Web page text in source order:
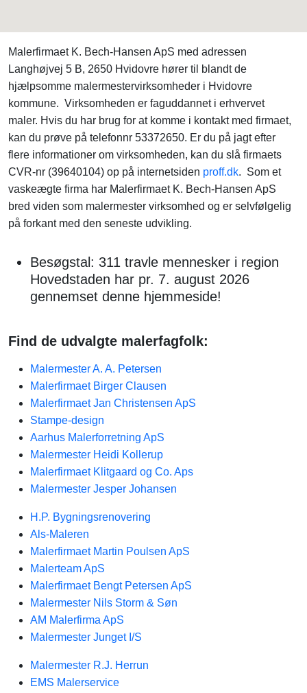
Malerfirmaet K. Bech-Hansen ApS med adressen
Langhøjvej 5 B, 2650 Hvidovre hører til blandt de
hjælpsomme malermestervirksomheder i Hvidovre
kommune. Virksomheden er faguddannet i erhvervet
maler. Hvis du har brug for at komme i kontakt med firmaet,
kan du prøve på telefonnr 53372650. Er du på jagt efter
flere informationer om virksomheden, kan du slå firmaets
CVR-nr (39640104) op på internetsiden proff.dk. Som et
vaskeægte firma har Malerfirmaet K. Bech-Hansen ApS
bred viden som malermester virksomhed og er selvfølgelig
på forkant med den seneste udvikling.
Besøgstal: 311 travle mennesker i region
Hovedstaden har pr. 7. august 2026
gennemset denne hjemmeside!
Find de udvalgte malerfagfolk:
Malermester A. A. Petersen
Malerfirmaet Birger Clausen
Malerfirmaet Jan Christensen ApS
Stampe-design
Aarhus Malerforretning ApS
Malermester Heidi Kollerup
Malerfirmaet Klitgaard og Co. Aps
Malermester Jesper Johansen
H.P. Bygningsrenovering
Als-Maleren
Malerfirmaet Martin Poulsen ApS
Malerteam ApS
Malerfirmaet Bengt Petersen ApS
Malermester Nils Storm & Søn
AM Malerfirma ApS
Malermester Junget I/S
Malermester R.J. Herrun
EMS Malerservice